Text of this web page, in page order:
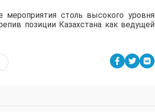
столь высокого уровня
позиции Казахстана как ведущей